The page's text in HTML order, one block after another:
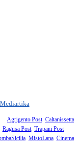
Mediartika
Agrigento Post, Caltanissetta
Ragusa Post, Trapani Post,
MistoLana Cinema